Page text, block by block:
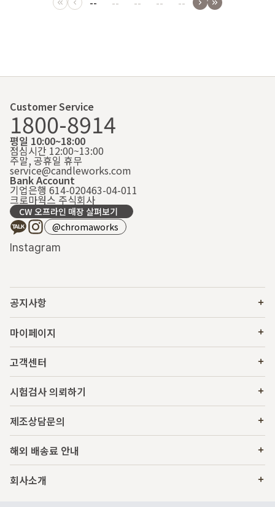
Customer Service
1800-8914
평일 10:00~18:00
점심시간 12:00~13:00
주말, 공휴일 휴무
service@candleworks.com
Bank Account
기업은행 614-020463-04-011
크로마웍스 주식회사
CW 오프라인 매장 살펴보기
@chromaworks
Instagram
공지사항
마이페이지
고객센터
시험검사 의뢰하기
제조상담문의
해외 배송료 안내
회사소개